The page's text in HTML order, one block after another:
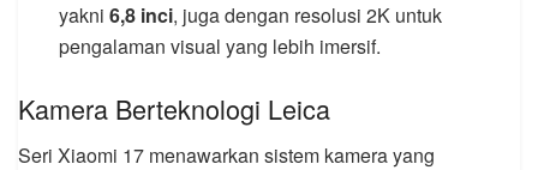
yakni6,8 inci, juga dengan resolusi 2K untuk
pengalaman visual yang lebih imersif.
Kamera Berteknologi Leica
Seri Xiaomi 17 menawarkan sistem kamera yang